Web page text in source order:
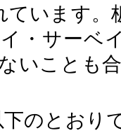
ています。
・サーベ
いことも
のとおり